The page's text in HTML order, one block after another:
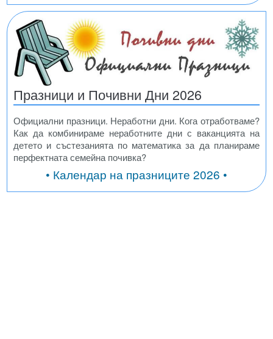
Празници и Почивни Дни 2026
Официални празници. Неработни дни. Кога отработваме?
Как да комбинираме неработните дни с ваканцията на
детето и състезанията по математика за да планираме
перфектната семейна почивка?
• Календар на празниците 2026 •